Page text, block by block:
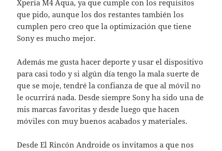
Xperia M4 Aqua, ya que cumple con los requisitos
que pido, aunque los dos restantes también los
cumplen pero creo que la optimización que tiene
Sony es mucho mejor.
Además me gusta hacer deporte y usar el dispositivo
para casi todo y si algún día tengo la mala suerte de
que se moje, tendré la confianza de que al móvil no
le ocurrirá nada. Desde siempre Sony ha sido una de
mis marcas favoritas y desde luego que hacen
móviles con muy buenos acabados y materiales.
Desde El Rincón Androide os invitamos a que nos